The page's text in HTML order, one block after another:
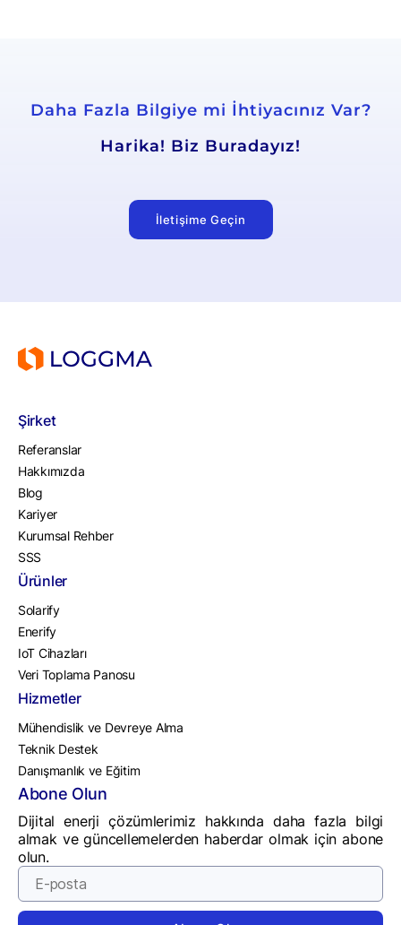
Daha Fazla Bilgiye mi İhtiyacınız Var?
Harika! Biz Buradayız!
İletişime Geçin
Şirket
Referanslar
Hakkımızda
Blog
Kariyer
Kurumsal Rehber
SSS
Ürünler
Solarify
Enerify
IoT Cihazları
Veri Toplama Panosu
Hizmetler
Mühendislik ve Devreye Alma
Teknik Destek
Danışmanlık ve Eğitim
Abone Olun
Dijital enerji çözümlerimiz hakkında daha fazla bilgi
almak ve güncellemelerden haberdar olmak için abone
olun.